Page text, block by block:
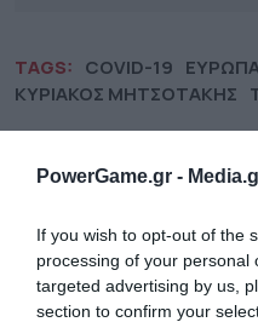
PowerGame.gr -
If you wish to opt-out of the
processing of your personal
targeted advertising by us,
section to confirm your
TAGS: COVID-19
ΚΥΡΙΑΚΟΣ ΜΗΤΣΟΤΑΚΗΣ